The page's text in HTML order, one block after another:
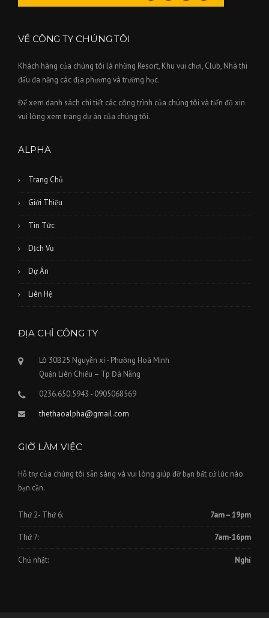
VỀ CÔNG TY CHÚNG TÔI
Khách hàng của chúng tôi là những Resort, Khu vui chơi, Club, Nhà thi
đấu đa năng các địa phương và trường học.
Để xem danh sách chi tiết các công trình của chúng tôi và tiến độ xin
vui lòng xem trang dự án của chúng tôi.
ALPHA
Trang Chủ
Giới Thiệu
Tin Tức
Dịch Vụ
Dự Án
Liên Hệ
ĐỊA CHỈ CÔNG TY
Lô 30B25 Nguyễn xí - Phường Hoà Minh
Quận Liên Chiểu – Tp Đà Nẵng
0236.650.5943 - 0905068569
thethaoalpha@gmail.com
GIỜ LÀM VIỆC
Hỗ trợ của chúng tôi sẵn sàng và vui lòng giúp đỡ bạn bất cứ lúc nào
bạn cần.
Thứ 2- Thứ 6: 7am – 19pm
Thứ 7: 7am-16pm
Chủ nhật: Nghỉ